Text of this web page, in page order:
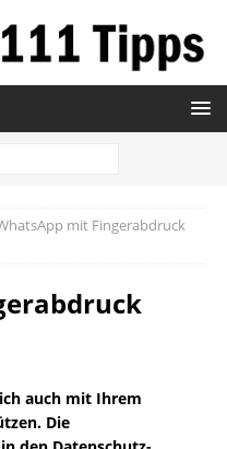
mit Fingerabdruck
auch mit Ihrem
Die